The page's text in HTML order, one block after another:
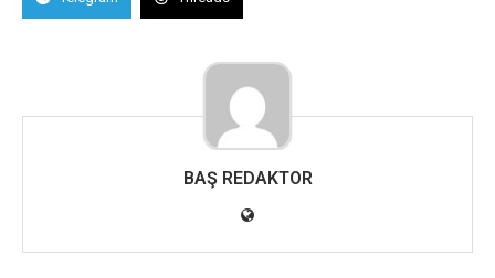
BAŞ REDAKTOR